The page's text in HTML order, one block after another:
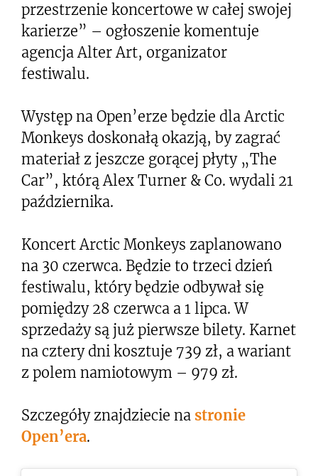
przestrzenie koncertowe w całej swojej
karierze” – ogłoszenie komentuje
agencja Alter Art, organizator
festiwalu.
Występ na Open’erze będzie dla Arctic
Monkeys doskonałą okazją, by zagrać
materiał z jeszcze gorącej płyty „The
Car”, którą Alex Turner & Co. wydali 21
października.
Koncert Arctic Monkeys zaplanowano
na 30 czerwca. Będzie to trzeci dzień
festiwalu, który będzie odbywał się
pomiędzy 28 czerwca a 1 lipca. W
sprzedaży są już pierwsze bilety. Karnet
na cztery dni kosztuje 739 zł, a wariant
z polem namiotowym – 979 zł.
Szczegóły znajdziecie na stronie
Open’era.